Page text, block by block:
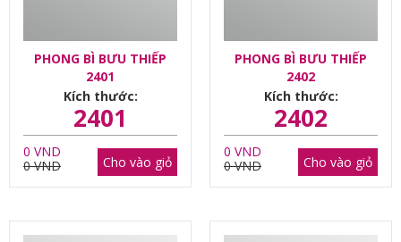
PHONG BÌ BƯU THIẾP
2401
Kích thước:
2401
0 VND
0 VND
Cho vào giỏ
PHONG BÌ BƯU THIẾP
2402
Kích thước:
2402
0 VND
0 VND
Cho vào giỏ